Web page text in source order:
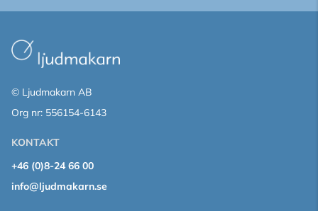
© Ljudmakarn AB
Org nr: 556154-6143
KONTAKT
+46 (0)8-24 66 00
info@ljudmakarn.se